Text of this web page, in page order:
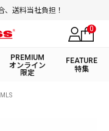
、送料当社負担！
0
PREMIUM
オンライン
限定
FEATURE
特集